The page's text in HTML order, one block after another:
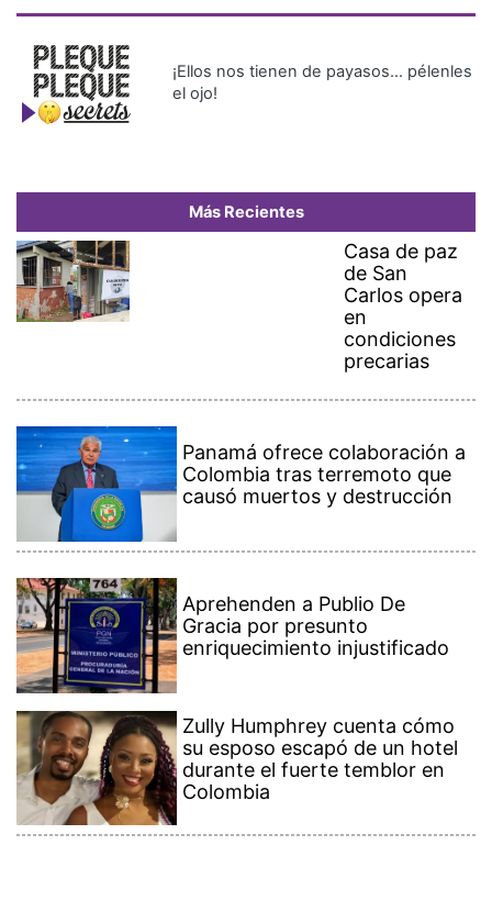
¡Ellos nos tienen de payasos… pélenles
el ojo!
Más Recientes
Casa de paz
de San
Carlos opera
en
condiciones
precarias
Panamá ofrece colaboración a
Colombia tras terremoto que
causó muertos y destrucción
Aprehenden a Publio De
Gracia por presunto
enriquecimiento injustificado
Zully Humphrey cuenta cómo
su esposo escapó de un hotel
durante el fuerte temblor en
Colombia